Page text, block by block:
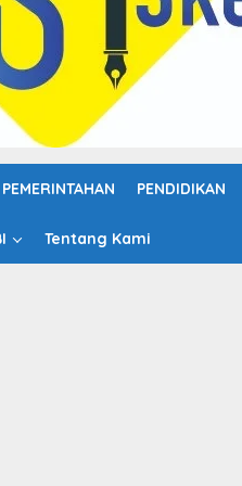
PEMERINTAHAN PENDIDIKAN
Tentang Kami